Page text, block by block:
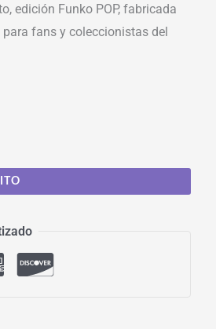
edición Funko POP, fabricada
fans y coleccionistas del